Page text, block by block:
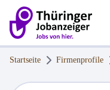
Startseite Firmenprofile